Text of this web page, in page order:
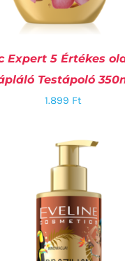
TESZEM
Expert 5 Értékes
Testápoló
1.899 Ft